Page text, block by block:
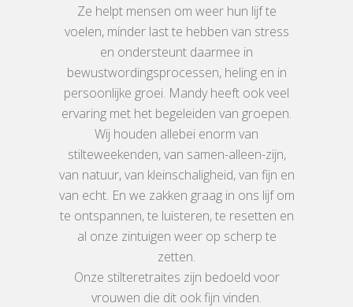
Ze helpt mensen om weer hun lijf te
voelen, minder last te hebben van stress
en ondersteunt daarmee in
bewustwordingsprocessen, heling en in
persoonlijke groei. Mandy heeft ook veel
ervaring met het begeleiden van groepen.
Wij houden allebei enorm van
stilteweekenden, van samen-alleen-zijn,
van natuur, van kleinschaligheid, van fijn en
van echt. En we zakken graag in ons lijf om
te ontspannen, te luisteren, te resetten en
al onze zintuigen weer op scherp te
zetten.
Onze stilteretraites zijn bedoeld voor
vrouwen die dit ook fijn vinden.